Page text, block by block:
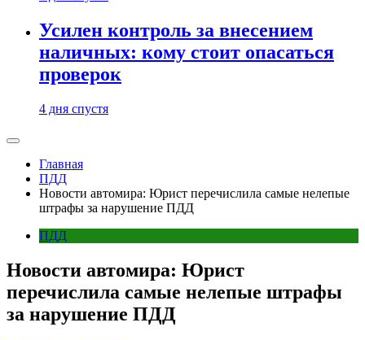
Усилен контроль за внесением
наличных: кому стоит опасаться
проверок
4 дня спустя
Главная
ПДД
Новости автомира: Юрист перечислила самые нелепые
штрафы за нарушение ПДД
ПДД
Новости автомира: Юрист
перечислила самые нелепые штрафы
за нарушение ПДД